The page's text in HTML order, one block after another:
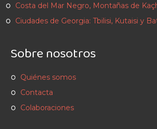
Costa del Mar Negro, Montañas de
Ciudades de Georgia: Tbilisi, Kutaisi y
Sobre nosotros
Quiénes somos
Contacta
Colaboraciones